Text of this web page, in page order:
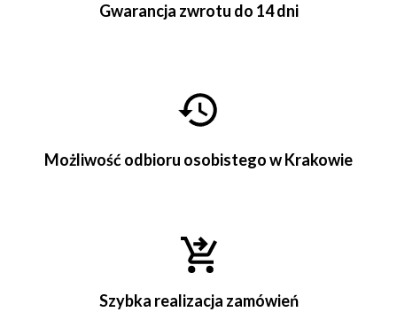
Gwarancja zwrotu do 14 dni
Możliwość odbioru osobistego w Krakowie
Szybka realizacja zamówień